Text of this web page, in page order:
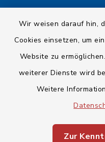
Wir weisen darauf hin,
Cookies einsetzen, um
Website zu
weiterer Dienste wird
Weitere
Zur
Cookie-